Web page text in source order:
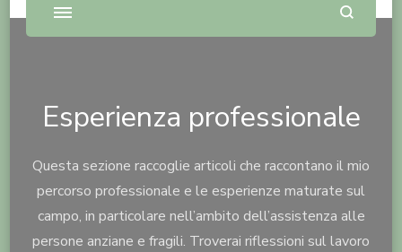
Esperienza professionale
Questa sezione raccoglie articoli che raccontano il mio
percorso professionale e le esperienze maturate sul
campo, in particolare nell’ambito dell’assistenza alle
persone anziane e fragili. Troverai riflessioni sul lavoro